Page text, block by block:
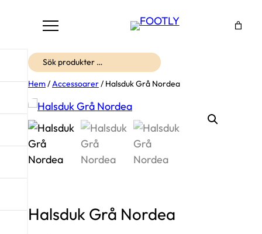
Sök
Hem / Accessoarer / Halsduk Grå Nordea
Halsduk Grå Nordea